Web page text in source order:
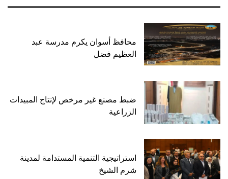
محافظ أسوان يكرم مدرسة عبد
العظيم فضل
ضبط مصنع غير مرخص لإنتاج المبيدات
الزراعية
استراتيجية التنمية المستدامة لمدينة
شرم الشيخ